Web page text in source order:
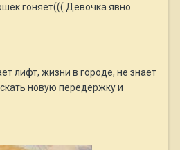
гоняет((( Девочка явно
лифт, жизни в городе, не знает
новую передержку и